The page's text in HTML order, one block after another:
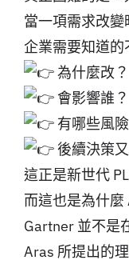
當一項需求改
企業需要知道的
為什麼改？
會影響誰？
有哪些風
後續決策
這正是新世代
而這也是為什麼
Gartner 並不是
Aras 所提出的